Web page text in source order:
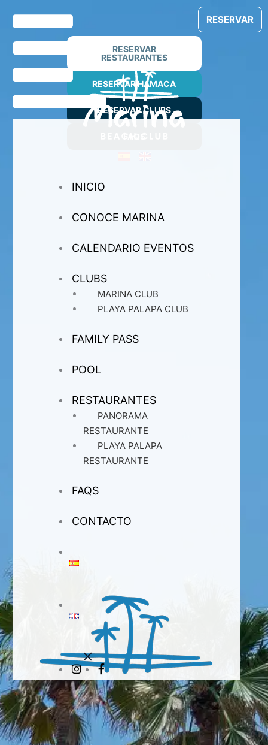
INICIO
CONOCE MARINA
CALENDARIO EVENTOS
CLUBS
MARINA CLUB
PLAYA PALAPA CLUB
FAMILY PASS
POOL
RESTAURANTES
PANORAMA
RESTAURANTE
PLAYA PALAPA
RESTAURANTE
FAQS
CONTACTO
RESERVAR
RESERVAR
RESTAURANTES
RESERVAR HAMACA
RESERVAR CLUBS